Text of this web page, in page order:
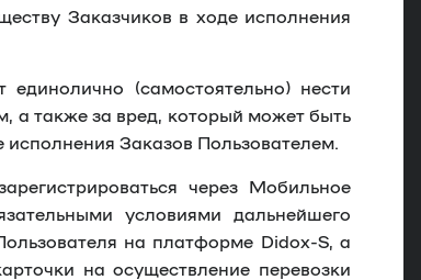
Заказчиков в ходе исполнения
(самостоятельно) нести
а также за вред, который может быть
Заказов Пользователем.
через Мобильное
условиями дальнейшего
на платформе Didox-S, а
на осуществление перевозки